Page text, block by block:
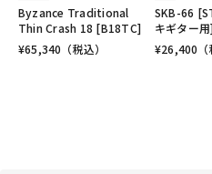
Byzance Traditional
Thin Crash 18 [B18TC]
¥65,340 （税込）
SKB-66
キギター
¥26,400